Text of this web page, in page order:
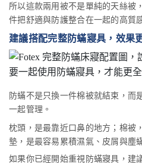
所以這款兩用被不是單純的天絲被
件把舒適與防護整合在一起的高質
建議搭配完整防蟎寢具，效果
防蟎不是只換一件棉被就結束，而
一起管理。
枕頭，是最靠近口鼻的地方；棉被
墊，是最容易累積濕氣、皮屑與塵
如果你已經開始重視防蟎寢具，建